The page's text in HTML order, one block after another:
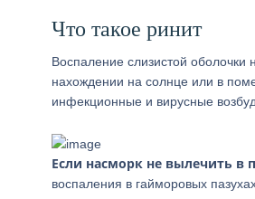
Что такое ринит
Воспаление слизистой
нахождении на солнце или в
инфекционные и вирусные
Если насморк не вылечить в
воспаления в гайморовых